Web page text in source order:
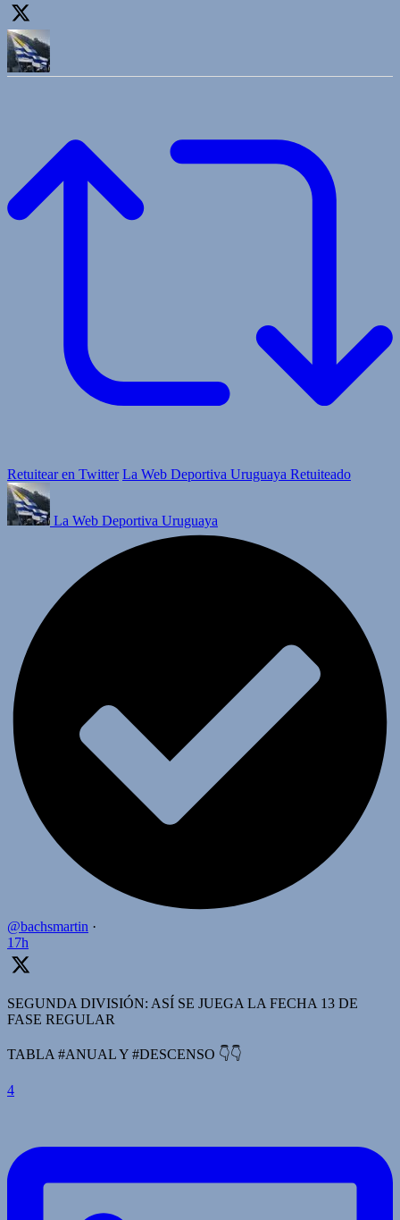
Retuitear en Twitter La Web Deportiva Uruguaya Retuiteado
La Web Deportiva Uruguaya
@bachsmartin ·
17h
SEGUNDA DIVISIÓN: ASÍ SE JUEGA LA FECHA 13 DE
FASE REGULAR
TABLA #ANUAL Y #DESCENSO 👇👇
4